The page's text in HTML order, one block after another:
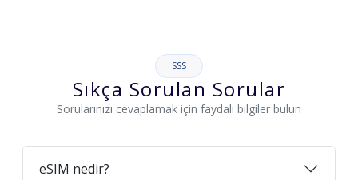
SSS
Sıkça Sorulan Sorular
Sorularınızı cevaplamak için faydalı bilgiler bulun
eSIM nedir?